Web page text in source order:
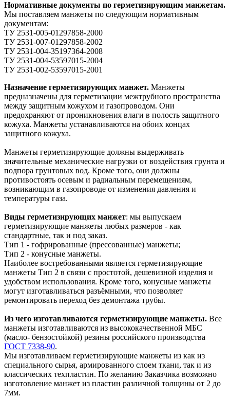
Нормативные документы по герметизирующим манжетам.
Мы поставляем манжеты по следующим нормативным
документам:
ТУ 2531-005-01297858-2000
ТУ 2531-007-01297858-2002
ТУ 2531-004-35197364-2008
ТУ 2531-004-53597015-2004
ТУ 2531-002-53597015-2001
Назначение герметизирующих манжет. Манжеты
предназначены для герметизации межтрубного пространства
между защитным кожухом и газопроводом. Они
предохраняют от проникновения влаги в полость защитного
кожуха. Манжеты устанавливаются на обоих концах
защитного кожуха.
Манжеты герметизирующие должны выдерживать
значительные механические нагрузки от воздействия грунта и
подпора грунтовых вод. Кроме того, они должны
противостоять осевым и радиальным перемещениям,
возникающим в газопроводе от изменения давления и
температуры газа.
Виды герметизирующих манжет: мы выпускаем
герметизирующие манжеты любых размеров - как
стандартные, так и под заказ.
Тип 1 - гофрированные (прессованные) манжеты;
Тип 2 - конусные манжеты.
Наиболее востребованными является герметизирующие
манжеты Тип 2 в связи с простотой, дешевизной изделия и
удобством использования. Кроме того, конусные манжеты
могут изготавливаться разъёмными, что позволяет
ремонтировать переход без демонтажа трубы.
Из чего изготавливаются герметизирующие манжеты. Все
манжеты изготавливаются из высококачественной МБС
(масло- бензостойкой) резины российского производства
ГОСТ 7338-90.
Мы изготавливаем герметизирующие манжеты из как из
специального сырья, армированного слоем ткани, так и из
классических техпластин. По желанию Заказчика возможно
изготовление манжет из пластин различной толщины от 2 до
7мм.